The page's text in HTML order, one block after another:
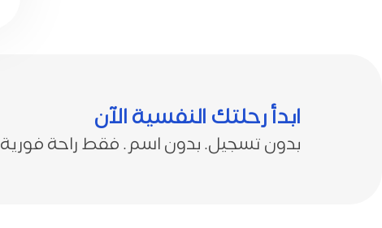
ابدأ رحلتك النفسية الآن
بدون تسجيل. بدون اسم. فقط راحة فورية